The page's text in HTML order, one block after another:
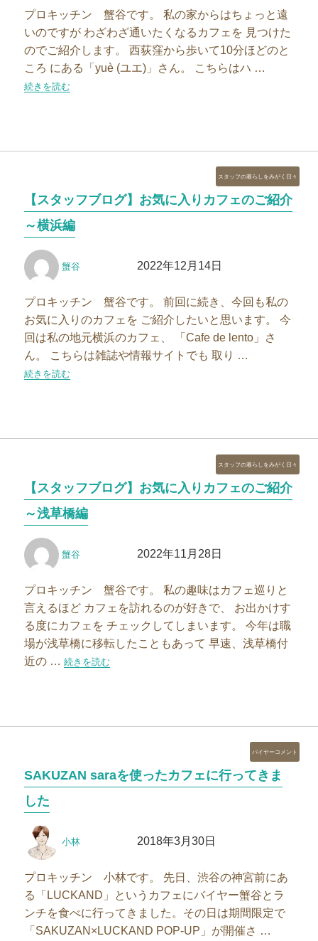
プロキッチン 蟹谷です。 私の家からはちょっと遠
いのですが わざわざ通いたくなるカフェを 見つけた
のでご紹介します。 西荻窪から歩いて10分ほどのと
ころ にある「yuè (ユエ)」さん。 こちらはハ …
“【スタッフブログ】お気に入りカフェのご紹介～西荻窪編”の
続きを読む
【スタッフブログ】お気に入りカフェのご紹介
～横浜編
稿蟹谷稿
2022年12月14日
カ
テ
ゴ
スタッフの暮らしをみがく日々
プロキッチン 蟹谷です。 前回に続き、今回も私の
お気に入りのカフェを ご紹介したいと思います。 今
回は私の地元横浜のカフェ、 「Cafe de lento」さ
ん。 こちらは雑誌や情報サイトでも 取り …
“【スタッフブログ】お気に入りカフェのご紹介～横浜編”の
続きを読む
【スタッフブログ】お気に入りカフェのご紹介
～浅草橋編
稿蟹谷稿
2022年11月28日
カ
テ
ゴ
スタッフの暮らしをみがく日々
プロキッチン 蟹谷です。 私の趣味はカフェ巡りと
言えるほど カフェを訪れるのが好きで、 お出かけす
る度にカフェを チェックしてしまいます。 今年は職
場が浅草橋に移転したこともあって 早速、浅草橋付
近の …“【スタッフブログ】お気に入りカフェのご紹介～浅草橋編”の
続きを読む
SAKUZAN saraを使ったカフェに行ってきま
した
稿
小林稿
2018年3月30日
カ
テ
ゴ
バイヤーコメント
プロキッチン 小林です。 先日、渋谷の神宮前にあ
る「LUCKAND」というカフェにバイヤー蟹谷とラ
ンチを食べに行ってきました。その日は期間限定で
「SAKUZAN×LUCKAND POP-UP」が開催さ …